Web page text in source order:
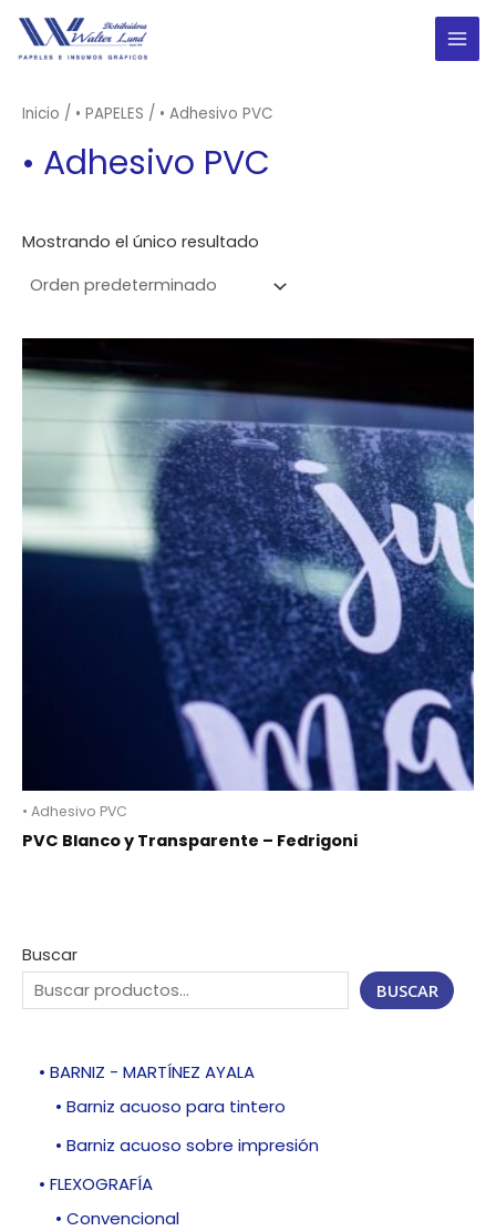
contenido
Buscar
BUSCAR
• BARNIZ - MARTÍNEZ AYALA
• Barniz acuoso para tintero
• Barniz acuoso sobre impresión
• FLEXOGRAFÍA
• Convencional
Inicio / • PAPELES / • Adhesivo PVC
• Adhesivo PVC
Mostrando el único resultado
• Adhesivo PVC
PVC Blanco y Transparente – Fedrigoni